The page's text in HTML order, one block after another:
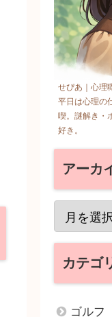
せぴあ｜心理
平日は心理の
喫。謎解き・
好き。
アーカ
カテゴ
ゴルフ